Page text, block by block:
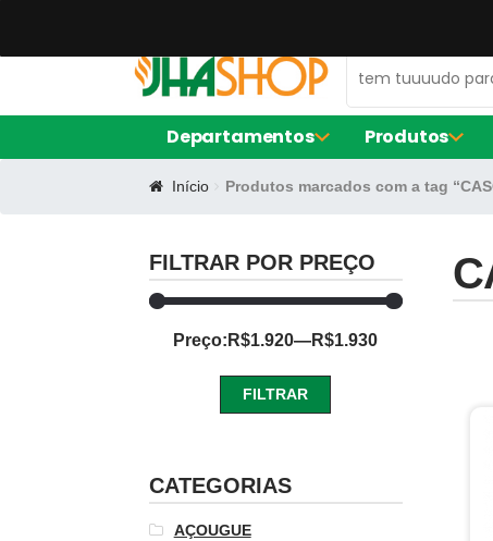
Departamentos
AMACIADOR DE CARNE
BALCÃO DE SERVIÇO
CERVEJEIRA
FORNO
MÁQUINA
Produtos
Início Produtos marcados com a tag
FILTRAR POR PREÇO
FILTRAR
Preço: R$1.920—R$1.930
CATEGORIAS
AÇOUGUE